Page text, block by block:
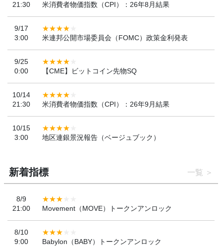
21:30
米消費者物価指数（CPI）：26年8月結果
9/17
3:00
米連邦公開市場委員会（FOMC）政策金利発表
9/25
0:00
【CME】ビットコイン先物SQ
10/14
21:30
米消費者物価指数（CPI）：26年9月結果
10/15
3:00
地区連銀景況報告（ベージュブック）
新着指標 一覧
8/9
21:00
Movement（MOVE）トークンアンロック
8/10
9:00
Babylon（BABY）トークンアンロック